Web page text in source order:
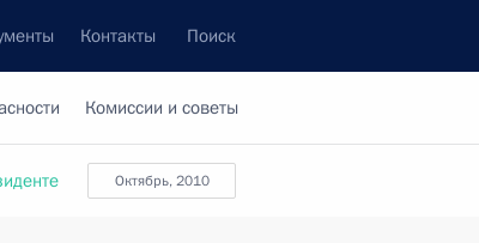
Контакты Поиск
Комиссии и советы
октябрь, 2010